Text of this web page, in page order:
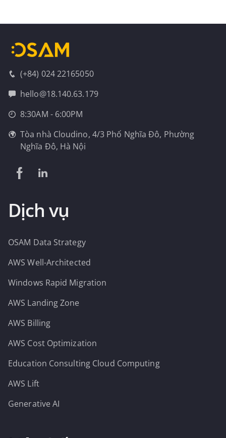
(+84) 024 22165050
hello@18.140.63.179
8:30AM - 6:00PM
Tòa nhà Cloudino, 4/3 Phố Nghĩa Đô, Phường
Nghĩa Đô, Hà Nội
Dịch vụ
OSAM Data Strategy
AWS Well-Architected
Windows Rapid Migration
AWS Landing Zone
AWS Billing
AWS Cost Optimization
Education Consulting Cloud Computing
AWS Lift
Generative AI